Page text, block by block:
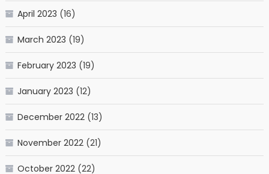
April 2023 (16)
March 2023 (19)
February 2023 (19)
January 2023 (12)
December 2022(13)
November 2022(21)
October 2022(22)